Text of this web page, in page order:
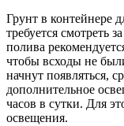
Грунт в контейнере
требуется смотреть
полива
чтобы всходы не
начнут появляться,
дополнительное
часов в сутки. Для
освещения.